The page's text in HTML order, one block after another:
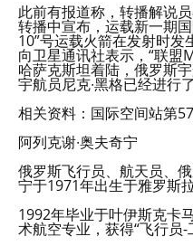
此前有报道称，转播解说
转播中宣布，运载新一期
10”号运载火箭在发射时
向卫星通讯社表示，“联盟
哈萨克斯坦着陆，俄罗斯
宇航员尼克∙黑格已经进行了
相关资料：国际空间站第
阿列克谢∙奥夫奇宁
俄罗斯飞行员、航天员、
宁于1971年出生于雅罗斯
1992年毕业于叶伊斯克卡
术航空专业，获得“飞行员-